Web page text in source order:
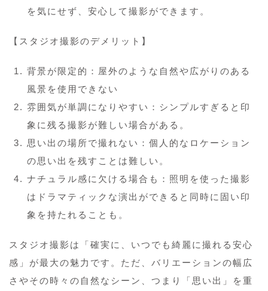
を気にせず、安心して撮影ができます。
【スタジオ撮影のデメリット】
背景が限定的：屋外のような自然や広がりのある
風景を使用できない
雰囲気が単調になりやすい：シンプルすぎると印
象に残る撮影が難しい場合がある。
思い出の場所で撮れない：個人的なロケーション
の思い出を残すことは難しい。
ナチュラル感に欠ける場合も：照明を使った撮影
はドラマティックな演出ができると同時に固い印
象を持たれることも。
スタジオ撮影は「確実に、いつでも綺麗に撮れる安心
感」が最大の魅力です。ただ、バリエーションの幅広
さやその時々の自然なシーン、つまり「思い出」を重